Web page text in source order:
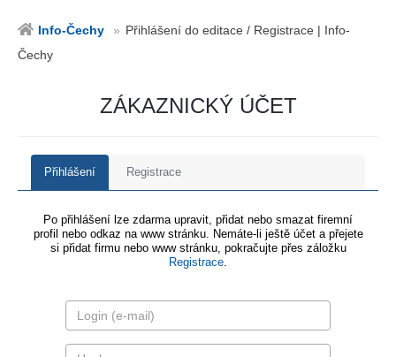
Info-Čechy
Přihlášení do editace / Registrace | Info-
Čechy
ZÁKAZNICKÝ ÚČET
Přihlášení Registrace
Po přihlášení lze zdarma upravit, přidat nebo smazat firemní
profil nebo odkaz na www stránku. Nemáte-li ještě účet a přejete
si přidat firmu nebo www stránku, pokračujte přes záložku
Registrace.